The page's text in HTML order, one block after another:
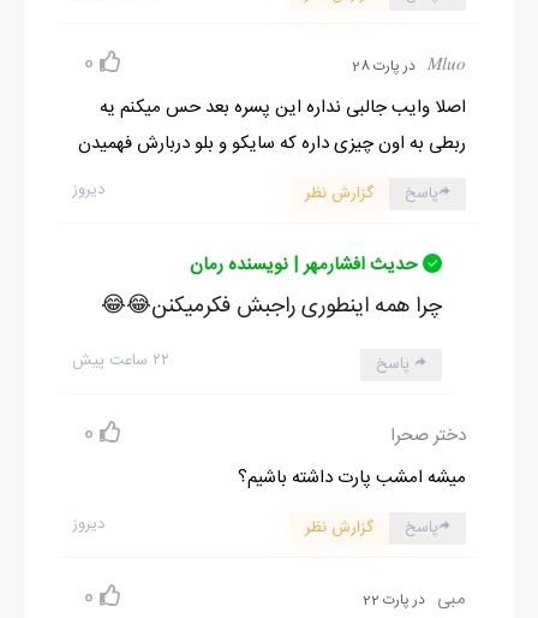
𝑀𝑙𝑢𝑜 در پارت 28 0
اصلا وایب جالبی نداره این پسره بعد حس میکنم یه
ربطی به اون چیزی داره که سایکو و بلو دربارش فهمیدن
دیروز پاسخ گزارش نظر
حدیث افشارمهر | نویسنده رمان
چرا همه اینطوری راجبش فکرمیکنن😂😂
۲۲ ساعت پیش پاسخ
دختر صحرا 0
میشه امشب پارت داشته باشیم؟
دیروز پاسخ گزارش نظر
مبی در پارت 22 0